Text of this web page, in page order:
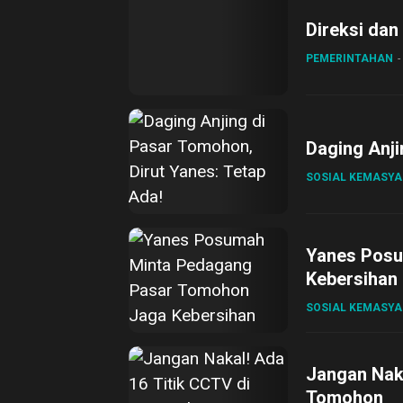
Direksi
PEMERINTAHAN
Daging
SOSIAL
Yanes
Kebersihan
SOSIAL
Jangan
Tomohon